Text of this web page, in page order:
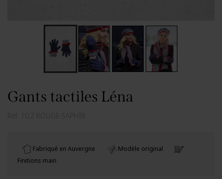
Gants tactiles Léna
Réf. 10.2 ROUGE-SAPHIR
Fabriqué en Auvergne
Modèle original
Finitions main